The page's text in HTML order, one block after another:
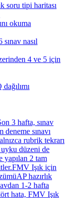
soru tipi haritası
okuma
nasıl
4 ve 5 için
3 hafta, sınav
sınavı
rubrik tekrarı
düzeni de
yapılan 2 tam
Işık için
hazırlık
1-2 hafta
hata, FMV Işık